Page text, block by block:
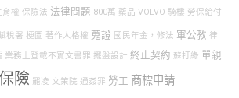
育權 保險法 法律問題 800萬 藥品 VOLVO 騎樓 勞保給付
賦稅署 梗圖 著作人格權 蒐證 國民年金，修法 軍公教 律
業務上登載不實文書罪 擺盤設計 終止契約 蘇打綠 單親
險 罷凌 文策院 通姦罪 勞工 商標申請